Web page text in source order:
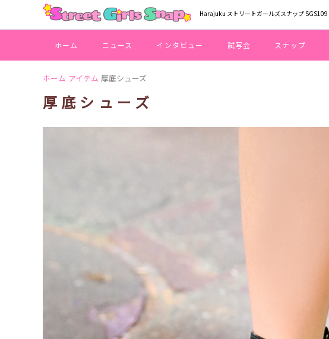
Harajuku ストリートガールズスナップ SGS109
ホーム ニュース インタビュー 試写会 スナップ
ホーム アイテム 厚底シューズ
厚底シューズ